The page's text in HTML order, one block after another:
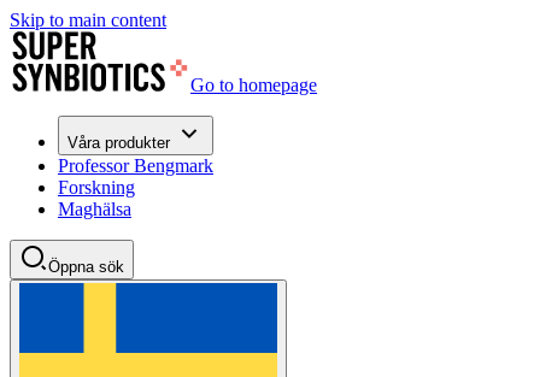
Skip to main content
Go to homepage
Våra produkter
Professor Bengmark
Forskning
Maghälsa
Öppna sök